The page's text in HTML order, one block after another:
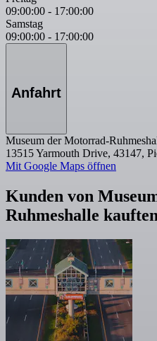
09:00:00 - 17:00:00
Samstag
09:00:00 - 17:00:00
Anfahrt
Museum der Motorrad-
13515 Yarmouth Drive, 43147,
Mit Google Maps öffnen
Kunden von
Ruhmeshalle